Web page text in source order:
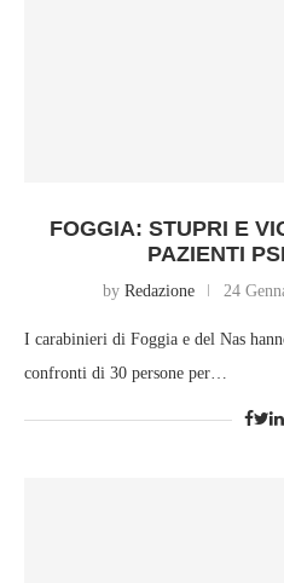
FOGGIA: STUPRI E
PAZIENTI
by Redazione 24
I carabinieri di Foggia e del Nas
confronti di 30 persone per…